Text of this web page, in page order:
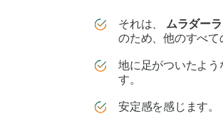
それは、 ムラダーラ
のため、他のすべて
地に足がついたよ
す。
安定感を感じます。